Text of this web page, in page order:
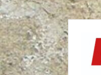
QUE REBELARNOS,